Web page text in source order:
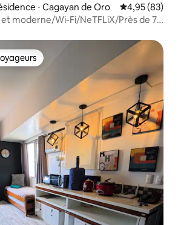
⋅ Cagayan de Oro Évaluation
4,95 (83)
moderne/Wi-Fi/NeTFLiX/Près de 7-
les plus appréciés